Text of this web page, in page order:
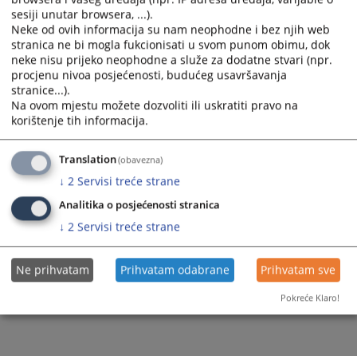
Tjedni sudske nagodbe
Razgledanje spisa
Žalbe na sudske odluke
Medijacija
Registar poslovnih subjekata
Sudska policija
Akti suda
Organigram institucije
Dodatni suci
Stručni suradnici
Službenici i namještenici
Bivši dodatni suci
Bivši djelatnici suda
Bivši stručni suradnici
sesiji unutar browsera, ...).
Neke od ovih informacija su nam neophodne i bez njih web
stranica ne bi mogla fukcionisati u svom punom obimu, dok
neke nisu prijeko neophodne a služe za dodatne stvari (npr.
procjenu nivoa posjećenosti, budućeg usavršavanja
stranice...).
Na ovom mjestu možete dozvoliti ili uskratiti pravo na
korištenje tih informacija.
Translation(obavezna)
↓ 2 Servisi treće strane
Analitika o posjećenosti stranica
↓ 2 Servisi treće strane
Ne prihvatam Prihvatam odabrane Prihvatam sve
Pokreće Klaro!